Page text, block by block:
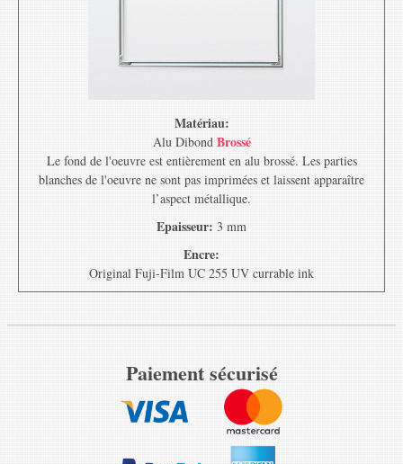
Matériau:
Alu Dibond Brossé
Le fond de l'oeuvre est entièrement en alu brossé. Les parties
blanches de l'oeuvre ne sont pas imprimées et laissent apparaître
l’aspect métallique.
Epaisseur: 3 mm
Encre:
Original Fuji-Film UC 255 UV currable ink
Paiement sécurisé